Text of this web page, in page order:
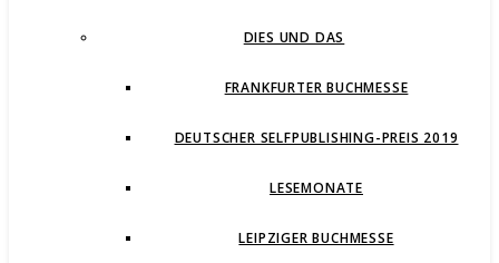
DIES UND DAS
FRANKFURTER BUCHMESSE
DEUTSCHER SELFPUBLISHING-PREIS 2019
LESEMONATE
LEIPZIGER BUCHMESSE